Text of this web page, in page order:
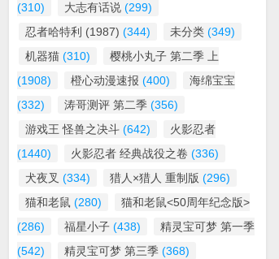
(310)
大志有话说 (299)
忍者哈特利 (1987) (344) 未分类 (349)
机器猫 (310)
樱桃小丸子 第二季 上
(1908)
橙心动漫速报 (400)
海绵宝宝
(332)
涛哥测评 第二季 (356)
游戏王 怪兽之决斗 (642)
火影忍者
(1440)
火影忍者 经典战役之卷 (336)
犬夜叉 (334) 猎人×猎人 重制版 (296)
猫和老鼠 (280)
猫和老鼠<50周年纪念版>
(286)
福星小子 (438)
精灵宝可梦 第一季
(542)
精灵宝可梦 第三季 (368)